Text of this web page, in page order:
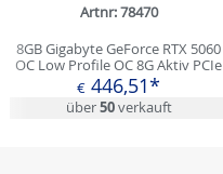
Artnr: 78470
8GB Gigabyte GeForce RTX 5060
OC Low Profile OC 8G Aktiv PCIe
5.0 x16 (x8) (Retail)
€ 446,51*
über50verkauft